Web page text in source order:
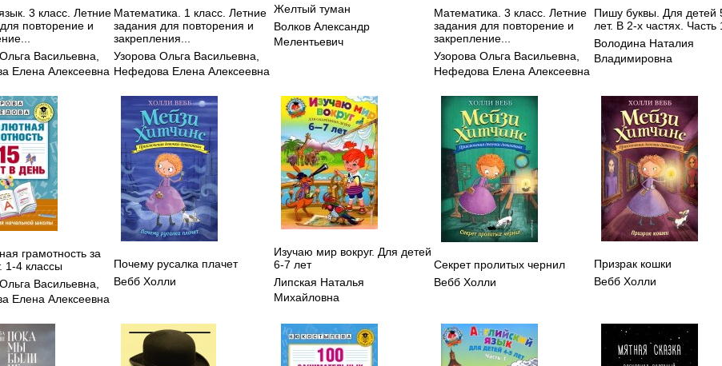
3 класс. Летние
повторение и
Васильевна
Елена Алексеевна
Математика. 1 класс. Летние
задания для повторения и
закрепления...
Узорова Ольга Васильевна
Нефедова Елена Алексеевна
Желтый туман
Волков Александр
Мелентьевич
Математика. 3 класс. Летние
задания для повторение и
закрепление...
Узорова Ольга Васильевна
Нефедова Елена Алексеевна
Пишу буквы. Для детей
лет. В 2-х частях. Часть
Володина Наталия
Владимировна
грамотность за
1-4 классы
Васильевна
Елена Алексеевна
Почему русалка плачет
Вебб Холли
Изучаю мир вокруг. Для детей
6-7 лет
Липская Наталья
Михайловна
Секрет пролитых чернил
Вебб Холли
Призрак кошки
Вебб Холли